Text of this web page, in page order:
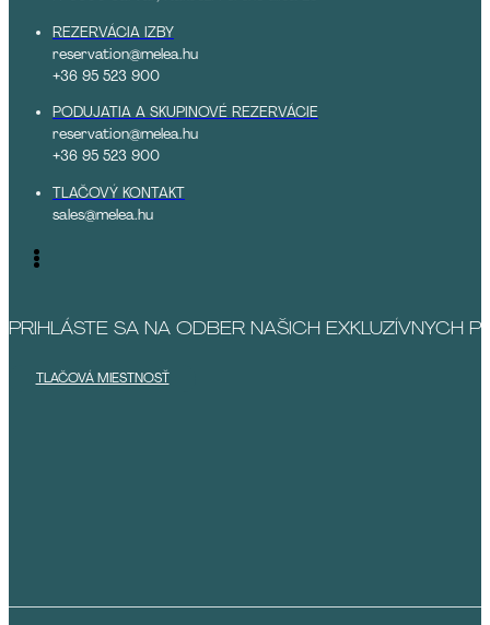
REZERVÁCIA IZBY
reservation@melea.hu
+36 95 523 900
PODUJATIA A SKUPINOVÉ REZERVÁCIE
reservation@melea.hu
+36 95 523 900
TLAČOVÝ KONTAKT
sales@melea.hu
PRIHLÁSTE SA NA ODBER NAŠICH EXKLUZÍVNYCH
TLAČOVÁ MIESTNOSŤ